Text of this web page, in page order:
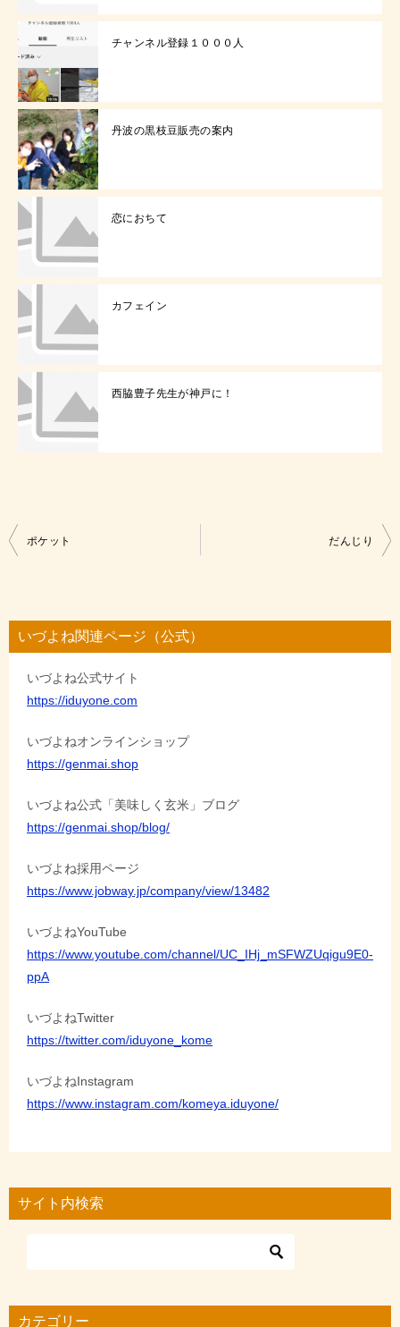
チャンネル登録１０００人
丹波の黒枝豆販売の案内
恋におちて
カフェイン
西脇豊子先生が神戸に！
投
ビ
ゲ
ポケット だんじり
いづよね関連ページ（公式）
いづよね公式サイト
https://iduyone.com
いづよねオンラインショップ
https://genmai.shop
いづよね公式「美味しく玄米」ブログ
https://genmai.shop/blog/
いづよね採用ページ
https://www.jobway.jp/company/view/13482
いづよねYouTube
https://www.youtube.com/channel/UC_IHj_mSFWZUqigu9E0-
ppA
いづよねTwitter
https://twitter.com/iduyone_kome
いづよねInstagram
https://www.instagram.com/komeya.iduyone/
サイト内検索
カテゴリー